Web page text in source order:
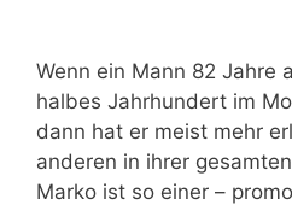
Wenn ein Mann 82 Jahre
halbes Jahrhundert im
dann hat er meist mehr
anderen in ihrer
Marko ist so einer –